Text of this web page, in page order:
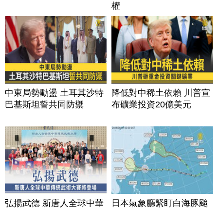
權
中東局勢動盪 土耳其沙特
巴基斯坦誓共同防禦
降低對中稀土依賴 川普宣
布礦業投資20億美元
弘揚武德 新唐人全球中華
日本氣象廳緊盯白海豚颱